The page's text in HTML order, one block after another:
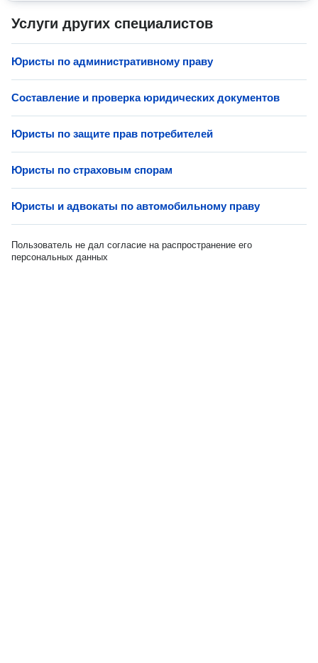
Услуги других специалистов
Юристы по административному праву
Составление и проверка юридических документов
Юристы по защите прав потребителей
Юристы по страховым спорам
Юристы и адвокаты по автомобильному праву
Пользователь не дал согласие на распространение его
персональных данных